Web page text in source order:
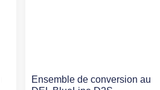
Ensemble de conversion au